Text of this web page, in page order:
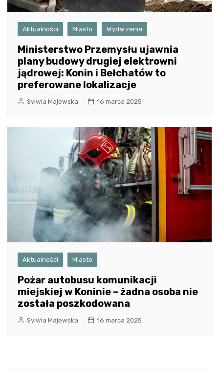
Aktualności Miasto Wydarzenia
Ministerstwo Przemysłu ujawnia
plany budowy drugiej elektrowni
jądrowej: Konin i Bełchatów to
preferowane lokalizacje
Sylwia Majewska 16 marca 2025
Aktualności Miasto
Pożar autobusu komunikacji
miejskiej w Koninie – żadna osoba nie
została poszkodowana
Sylwia Majewska 16 marca 2025